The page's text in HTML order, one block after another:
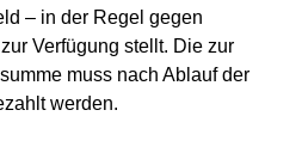
– in der Regel gegen
Verfügung stellt. Die zur
muss nach Ablauf der
werden.